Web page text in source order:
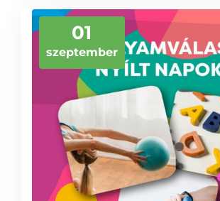
01
szeptember